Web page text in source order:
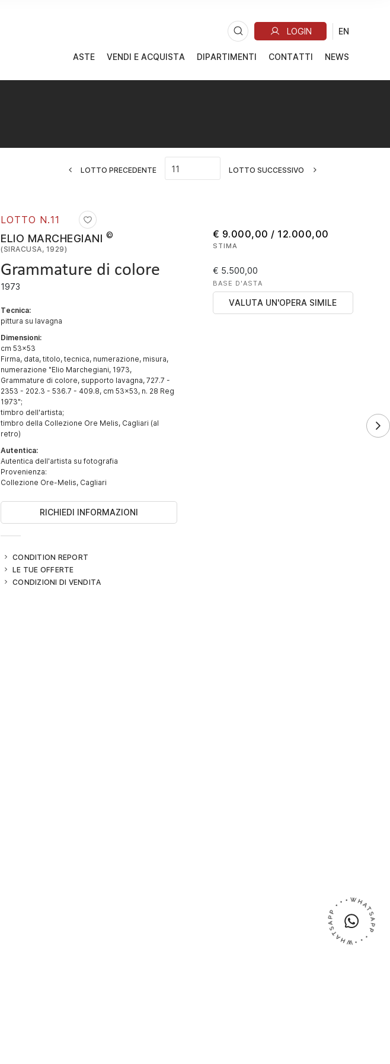
ASTE VENDI E ACQUISTA DIPARTIMENTI CONTATTI NEWS
LOTTO PRECEDENTE LOTTO SUCCESSIVO
LOTTO N.11
ELIO MARCHEGIANI ©
(SIRACUSA, 1929)
Grammature di colore
1973
Tecnica:
pittura su lavagna
Dimensioni:
cm 53x53
Firma, data, titolo, tecnica, numerazione, misura,
numerazione "Elio Marchegiani, 1973,
Grammature di colore, supporto lavagna, 727.7 -
2353 - 202.3 - 536.7 - 409.8, cm 53x53, n. 28 Reg
1973";
timbro dell'artista;
timbro della Collezione Ore Melis, Cagliari (al
retro)
Autentica:
Autentica dell'artista su fotografia
Provenienza:
Collezione Ore-Melis, Cagliari
RICHIEDI INFORMAZIONI
CONDITION REPORT
LE TUE OFFERTE
CONDIZIONI DI VENDITA
€ 9.000,00 / 12.000,00
STIMA
€ 5.500,00
BASE D'ASTA
VALUTA UN'OPERA SIMILE